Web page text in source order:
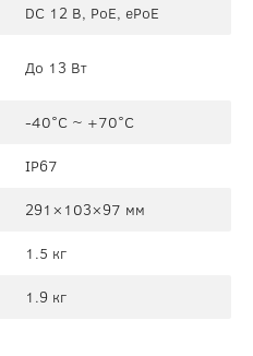
DC 12 В, PoE, ePoE
До 13 Вт
-40°C ~ +70°C
IP67
291×103×97 мм
1.5 кг
1.9 кг